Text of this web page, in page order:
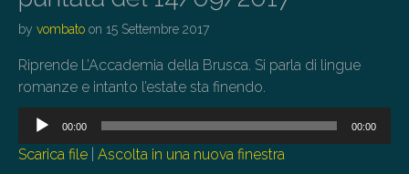
by vombato on 15 Settembre 2017
Riprende L’Accademia della Brusca. Si parla di lingue
romanze e intanto l’estate sta finendo.
Audio
00:00 00:00
Scarica file Ascolta in una nuova finestra